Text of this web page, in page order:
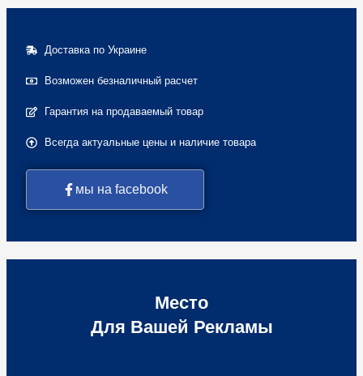
Доставка по Украине
Возможен безналичный расчет
Гарантия на продаваемый товар
Всегда актуальные цены и наличие товара
мы на facebook
Место
Для Вашей Рекламы